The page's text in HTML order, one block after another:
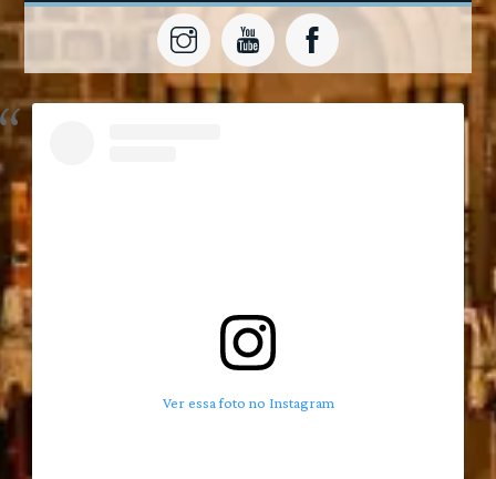
Ver essa foto no Instagram